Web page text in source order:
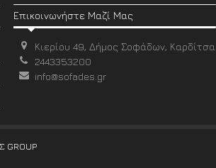
Επικοινωνήστε Μαζί Μας
Κιερίου 49, Δήμος Σοφάδων, Καρδίτσα
2443353200
info@sofades.gr
GROUP